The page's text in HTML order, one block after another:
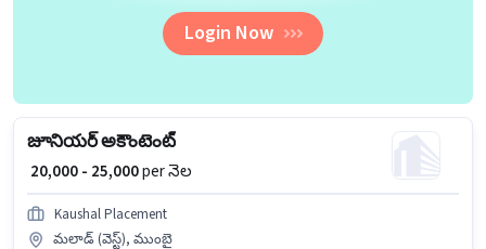
Login Now
జూనియర్ అకౌంటెంట్
₹ 20,000 - 25,000per నెల
Kaushal Placement
మలాడ్ (వెస్ట్), ముంబై